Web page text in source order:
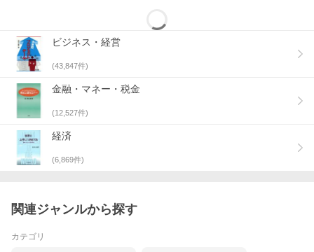
ビジネス・経営
(43,847件)
金融・マネー・税金
(12,527件)
経済
(6,869件)
関連ジャンルから探す
カテゴリ